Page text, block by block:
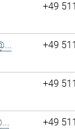
+49
+49
+49
+49